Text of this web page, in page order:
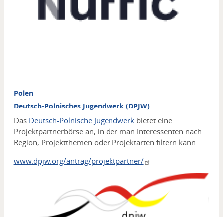
Polen
Deutsch-Polnisches Jugendwerk (DPJW)
Das Deutsch-Polnische Jugendwerkbietet eine
Projektpartnerbörse an, in der man Interessenten nach
Region, Projektthemen oder Projektarten filtern kann:
www.dpjw.org/antrag/projektpartner/